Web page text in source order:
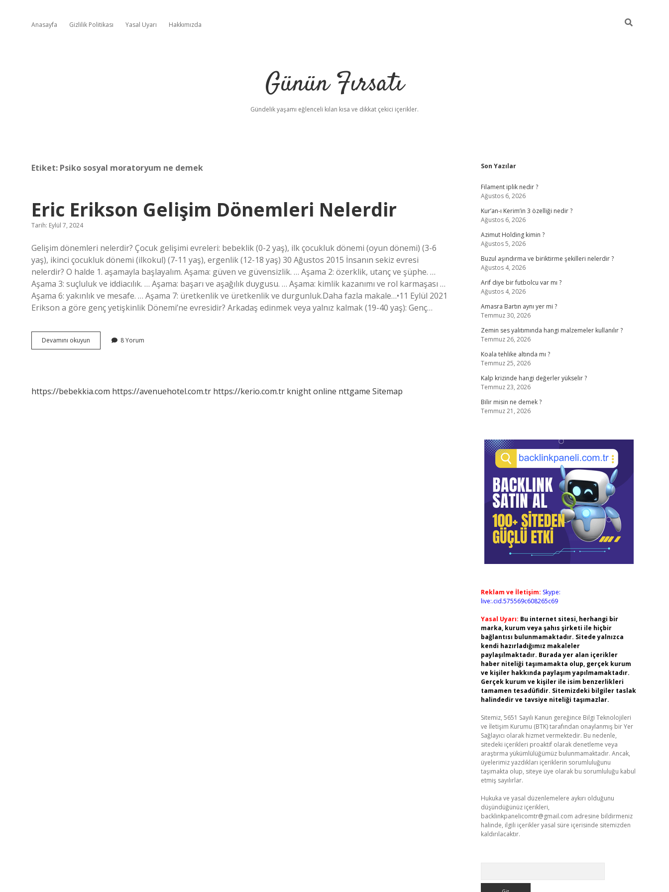
Anasayfa Gizlilik Politikası Yasal Uyarı Hakkımızda
Günün Fırsatı
Gündelik yaşamı eğlenceli kılan kısa ve dikkat çekici içerikler.
Etiket: Psiko sosyal moratoryum ne demek
Eric Erikson Gelişim Dönemleri Nelerdir
Tarih: Eylül 7, 2024
Gelişim dönemleri nelerdir? Çocuk gelişimi evreleri: bebeklik (0-2 yaş), ilk çocukluk dönemi (oyun dönemi) (3-6
yaş), ikinci çocukluk dönemi (ilkokul) (7-11 yaş), ergenlik (12-18 yaş) 30 Ağustos 2015 İnsanın sekiz evresi
nelerdir? O halde 1. aşamayla başlayalım. Aşama: güven ve güvensizlik. … Aşama 2: özerklik, utanç ve şüphe. …
Aşama 3: suçluluk ve iddiacılık. … Aşama: başarı ve aşağılık duygusu. … Aşama: kimlik kazanımı ve rol karmaşası …
Aşama 6: yakınlık ve mesafe. … Aşama 7: üretkenlik ve üretkenlik ve durgunluk.Daha fazla makale…•11 Eylül 2021
Erikson a göre genç yetişkinlik Dönemi’ne evresidir? Arkadaş edinmek veya yalnız kalmak (19-40 yaş): Genç…
Devamını okuyun
Erikson
8 Yorum
https://bebekkia.com https://avenuehotel.com.tr https://kerio.com.tr knight online nttgame Sitemap
Sidebar
Son Yazılar
Filament iplik nedir ?
Ağustos 6, 2026
Kur’an-ı Kerim’in 3 özelliği nedir ?
Ağustos 6, 2026
Azimut Holding kimin ?
Ağustos 5, 2026
Buzul aşındırma ve biriktirme şekilleri nelerdir ?
Ağustos 4, 2026
Arif diye bir futbolcu var mı ?
Ağustos 4, 2026
Amasra Bartın aynı yer mi ?
Temmuz 30, 2026
Zemin ses yalıtımında hangi malzemeler kullanılır ?
Temmuz 26, 2026
Koala tehlike altında mı ?
Temmuz 25, 2026
Kalp krizinde hangi değerler yükselir ?
Temmuz 23, 2026
Bilir misin ne demek ?
Temmuz 21, 2026
Reklam ve İletişim: Skype:
live:.cid.575569c608265c69
Yasal Uyarı: Bu internet sitesi, herhangi bir
marka, kurum veya şahıs şirketi ile hiçbir
bağlantısı bulunmamaktadır. Sitede yalnızca
kendi hazırladığımız makaleler
paylaşılmaktadır. Burada yer alan içerikler
haber niteliği taşımamakta olup, gerçek kurum
ve kişiler hakkında paylaşım yapılmamaktadır.
Gerçek kurum ve kişiler ile isim benzerlikleri
tamamen tesadüfidir. Sitemizdeki bilgiler taslak
halindedir ve tavsiye niteliği taşımazlar.
Sitemiz, 5651 Sayılı Kanun gereğince Bilgi Teknolojileri
ve İletişim Kurumu (BTK) tarafından onaylanmış bir Yer
Sağlayıcı olarak hizmet vermektedir. Bu nedenle,
sitedeki içerikleri proaktif olarak denetleme veya
araştırma yükümlülüğümüz bulunmamaktadır. Ancak,
üyelerimiz yazdıkları içeriklerin sorumluluğunu
taşımakta olup, siteye üye olarak bu sorumluluğu kabul
etmiş sayılırlar.
Hukuka ve yasal düzenlemelere aykırı olduğunu
düşündüğünüz içerikleri,
backlinkpanelicomtr@gmail.com adresine bildirmeniz
halinde, ilgili içerikler yasal süre içerisinde sitemizden
kaldırılacaktır.
vdcasino güncel giriş